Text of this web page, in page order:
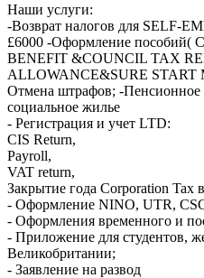
Наши услуги:
-Возврат налогов для SELF-
£6000 -Оформление пособий(
BENEFIT &COUNCIL TAX
ALLOWANCE&SURE START
Отмена штрафов; -Пенсионное
социальное жилье
- Регистрация и учет LTD:
CIS Return,
Payroll,
VAT return,
Закрытие года Corporation Tax
- Оформление NINO, UTR,
- Оформления временного и
- Приложение для студентов,
Великобритании;
- Заявление на развод